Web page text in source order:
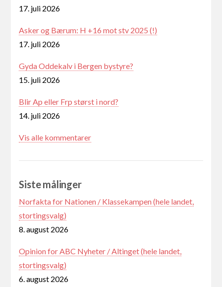
17. juli 2026
Asker og Bærum: H +16 mot stv 2025 (!)
17. juli 2026
Gyda Oddekalv i Bergen bystyre?
15. juli 2026
Blir Ap eller Frp størst i nord?
14. juli 2026
Vis alle kommentarer
Siste målinger
Norfakta for Nationen / Klassekampen (hele landet,
stortingsvalg)
8. august 2026
Opinion for ABC Nyheter / Altinget (hele landet,
stortingsvalg)
6. august 2026